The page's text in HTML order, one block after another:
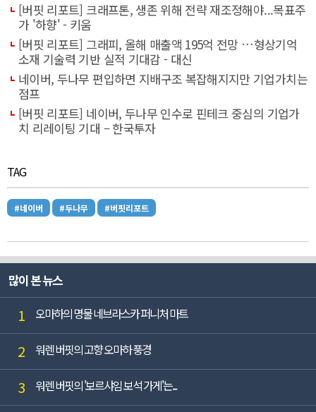
[버핏 리포트] 크래프톤, 생존 위해 전략 재조정해야...목표주
가 '하향' - 키움
[버핏 리포트] 그래피, 올해 매출액 195억 전망 …형상기억
소재 기술력 기반 실적 기대감 - 대신
네이버, 두나무 편입하면 지배구조 복잡해지지만 기업가치는
점프
[버핏 리포트] 네이버, 두나무 인수로 핀테크 중심의 기업가
치 리레이팅 기대 – 한국투자
TAG
#네이버 #두나무 #버핏리포트
많이 본 뉴스
1 오마하의 명물 네브라스카 퍼니처 마트
2 워렌 버핏의 고향 오마하 풍경
3 워렌 버핏의 '보르샤임 보석 가게'는...